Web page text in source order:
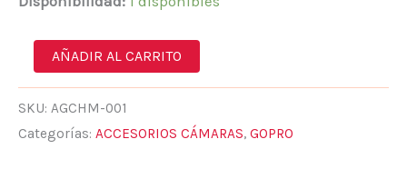
AÑADIR AL CARRITO
SKU: AGCHM-001
Categorías: ACCESORIOS CÁMARAS, GOPRO